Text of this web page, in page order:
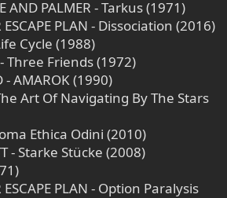
AND PALMER - Tarkus (1971)
PLAN - Dissociation (2016)
Cycle (1988)
Three Friends (1972)
- AMAROK (1990)
Art Of Navigating By The Stars
Ethica Odini (2010)
- Starke Stücke (2008)
PLAN - Option Paralysis